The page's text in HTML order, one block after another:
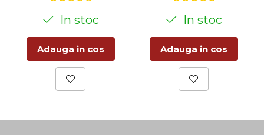
In stoc
Adauga in cos
In stoc
Adauga in cos